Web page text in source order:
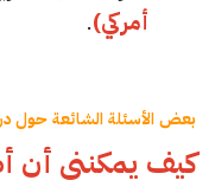
أمركي).
بعض الأسئلة الشائعة حول
كيف يمكنني أن